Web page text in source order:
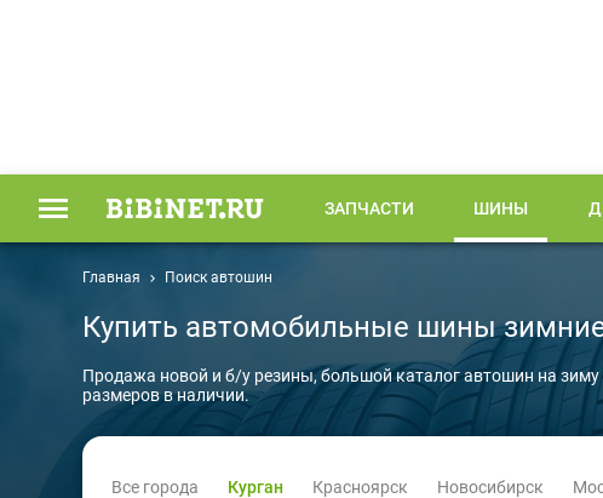
ЗАПЧАСТИ ШИНЫ
Главная Поиск автошин
Купить автомобильные шины
Продажа новой и б/у резины, большой каталог автошин на
размеров в наличии.
Все города Курган Красноярск Новосибирск